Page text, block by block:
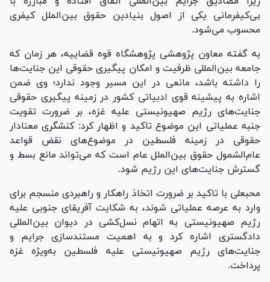
بی‌کیفرمانی یکی از اصول بنیادین حقوق بین‌الملل کیفری
محسوب می‌شود.
به گفته معاون پژوهشی پژوهشگاه قوه قضاییه، هر زمان که
جامعه بین‌المللی ظرفیت و امکان پیگیری حقوقی این جنایت‌ها
را داشته باشد، مانعی در این مسیر وجود ندارد؛ وی ضمن
اشاره به پیشینه قوی ادبیاتی کشور در زمینه پیگیری حقوقی
جنایت‌های رژیم صهیونیستی علیه غزه، بر ضرورت تقویت
جنبه عملیاتی این موضوع تاکید و اظهار کرد: کنشگری معنادار
حقوقی در زمینه فلسطین در موضوع‌های نقض قواعد
عام‌الشمول حقوق بین‌الملل عام است که می‌تواند مانع بسط و
گسترش جنایت‌های این رژیم شود.
محبعلی با تاکید بر ضرورت اتخاذ راهکار و راهبردی منسجم برای
وارد به عرصه عملیاتی شوند، به شکایت آفریقای جنوبی علیه
رژیم صهیونیستی به اتهام نسل‌کشی در دیوان بین‌المللی
دادگستری اشاره کرد و به اهمیت مستندسازی جرایم و
جنایت‌های رژیم صهیونیستی علیه فلسطین به‌ویژه غزه
پرداخت.